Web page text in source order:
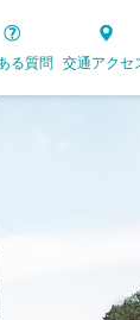
る質問 交通アクセ